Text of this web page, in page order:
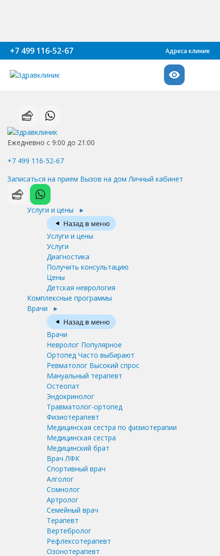
+7 499 116-52-67 Адреса клиник
Ежедневно с 9:00 до 21:00
+7 499 116-52-67
Записаться на прием Вызов на дом Личный кабинет
Услуги и цены
Услуги и цены
Услуги
Диагностика
Получить консультацию
Цены
Детская неврология
Комплексные программы
Врачи
Врачи
Невролог Популярное
Ортопед Часто выбирают
Ревматолог Высокий спрос
Мануальный терапевт
Остеопат
Эндокринолог
Травматолог-ортопед
Физиотерапевт
Медицинская сестра по физиотерапии
Медицинская сестра
Медицинский брат
Врач ЛФК
Спортивный врач
Алголог
Сомнолог
Артролог
Семейный врач
Терапевт
Вертебролог
Рефлексотерапевт
Озонотерапевт